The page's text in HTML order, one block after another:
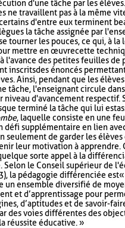
d'une tâche par les
ne travaillent pas à la même
d'entre eux terminent
la tâche assignée par
tourner les pouces, ce qui, à la
mettre en œuvre cette
l'avance des petites feuilles de
inscrits des énoncés
Ainsi, pendant que les
tâche, l'enseignant circule
niveau d'avancement respectif.
terminé la tâche qui lui est
, laquelle consiste en une
défi supplémentaire en lien
seulement de garder les élèves
leur motivation à apprendre.
sorte appel à la
Selon le Conseil supérieur de
la pédagogie différenciée est
un ensemble diversifié de
et d’apprentissage pour
d’aptitudes et de savoir-
des voies différentes des
réussite éducative. »